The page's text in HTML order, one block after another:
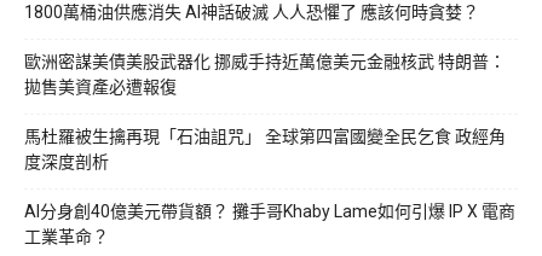
1800萬桶油供應消失 AI神話破滅 人人恐懼了 應該何時貪婪？
歐洲密謀美債美股武器化 挪威手持近萬億美元金融核武 特朗普：
拋售美資產必遭報復
馬杜羅被生擒再現「石油詛咒」 全球第四富國變全民乞食 政經角
度深度剖析
AI分身創40億美元帶貨額？ 攤手哥Khaby Lame如何引爆 IP X 電商
工業革命？